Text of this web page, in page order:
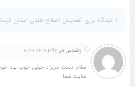
1 دیدگاه برای “همایش اصلاح طلبان استان کرمانشاه”
3
ناشناس در ۱۳۹۲-۱۱-۲۴ ۱۰:۳۶
سلام دست مریزاد خیلی خوب بود
سایت شما